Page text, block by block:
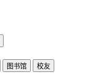
图书馆
校友